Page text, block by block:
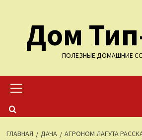
содержимомуДом
ПОЛЕЗНЫЕ ДОМАШНИЕ
меню
ГЛАВНАЯ ДАЧА
АГРОНОМ ЛАГУТА